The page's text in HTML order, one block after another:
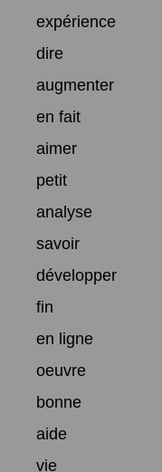
expérience
dire
augmenter
en fait
aimer
petit
analyse
savoir
développer
fin
en ligne
oeuvre
bonne
aide
vie